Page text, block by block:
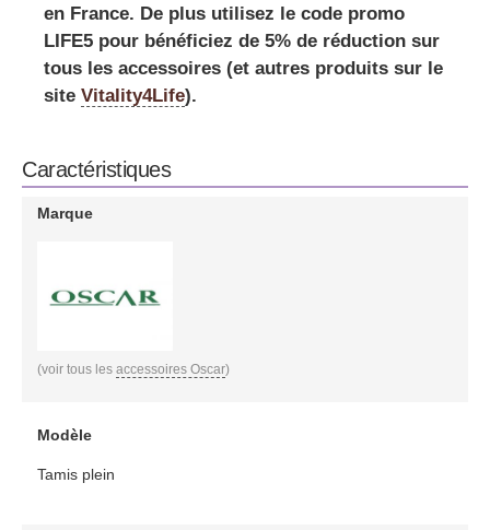
en France. De plus utilisez le code promo
LIFE5 pour bénéficiez de 5% de réduction sur
tous les accessoires (et autres produits sur le
site Vitality4Life).
Caractéristiques
Marque
(voir tous les accessoires Oscar)
Modèle
Tamis plein